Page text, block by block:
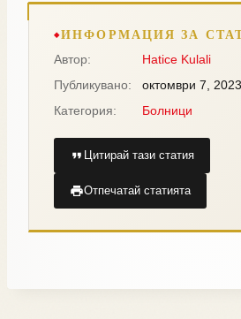
ИНФОРМАЦИЯ ЗА
Автор:
Hatice Kulali
Публикувано:
октомври 7, 2023
Категория:
Болници
Цитирай тази статия
Отпечатай статията